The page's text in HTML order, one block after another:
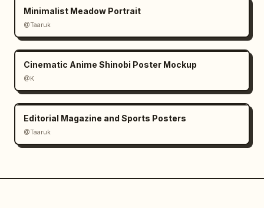
間!","bottom_left":"今すぐチェッ
","cta":" 資料請求・お問い合わせはこちら "}}
Minimalist Meadow Portrait
@Taaruk
Cinematic Anime Shinobi Poster Mockup
@K
Editorial Magazine and Sports Posters
@Taaruk